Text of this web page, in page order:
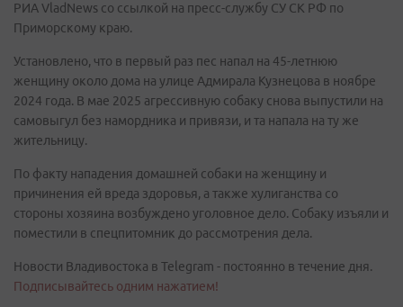
РИА VladNews со ссылкой на пресс-службу СУ СК РФ по
Приморскому краю.
Установлено, что в первый раз пес напал на 45-летнюю
женщину около дома на улице Адмирала Кузнецова в ноябре
2024 года. В мае 2025 агрессивную собаку снова выпустили на
самовыгул без намордника и привязи, и та напала на ту же
жительницу.
По факту нападения домашней собаки на женщину и
причинения ей вреда здоровья, а также хулиганства со
стороны хозяина возбуждено уголовное дело. Собаку изъяли и
поместили в спецпитомник до рассмотрения дела.
Новости Владивостока в Telegram - постоянно в течение дня.
Подписывайтесь одним нажатием!